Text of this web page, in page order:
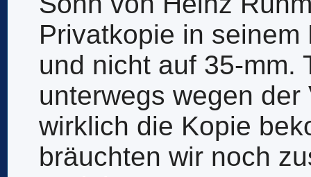
Privatkopie in
und nicht auf 35-mm.
unterwegs wegen
wirklich die Kopie
bräuchten wir noch